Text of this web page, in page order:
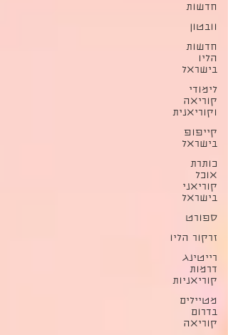
חדשות
וובטון
חדשות
הליו
בישראל
לימודי
קוריאה
וקוריאנית
קייפופ
בישראל
כותרת
אוכל
קוריאני
בישראל
ספורט
זרקור הליו
רייטינג
דרמות
קוריאניות
מטיילים
בדרום
קוריאה